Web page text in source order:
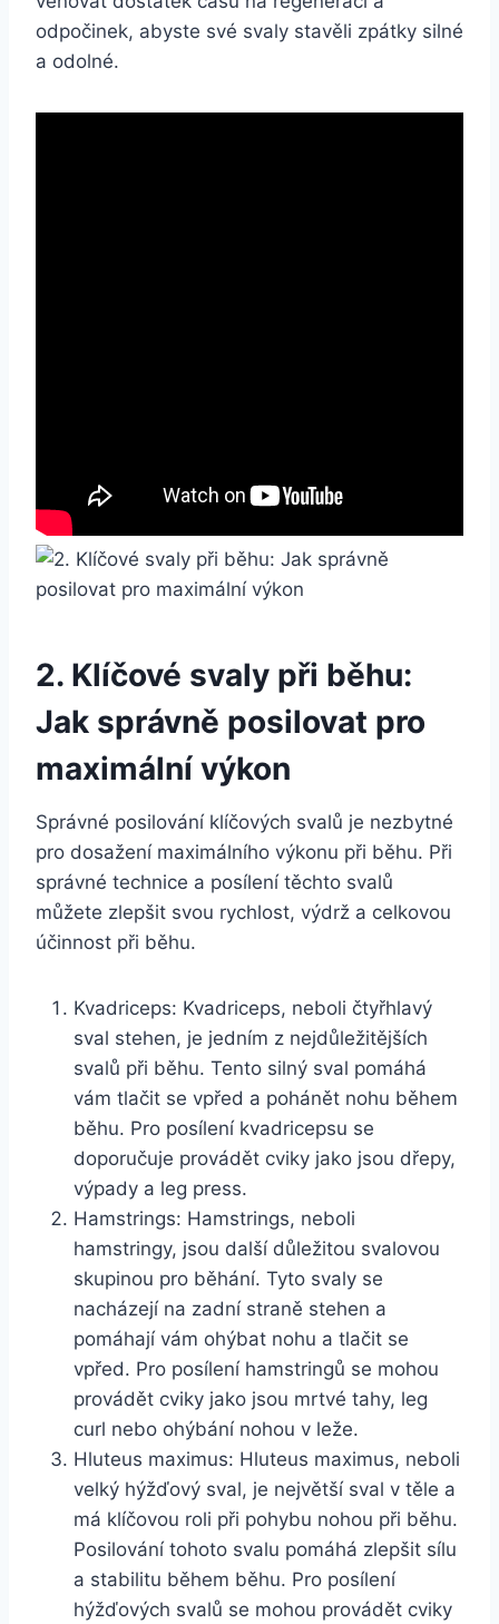
odpočinek, abyste své svaly stavěli zpátky silné
a odolné.
2. Klíčové svaly při běhu:
Jak správně posilovat pro
maximální výkon
Správné posilování klíčových svalů je nezbytné
pro dosažení maximálního výkonu při běhu. Při
správné technice a posílení těchto svalů
můžete zlepšit svou rychlost, výdrž a celkovou
účinnost při běhu.
Kvadriceps: Kvadriceps, neboli čtyřhlavý
sval stehen, je jedním z nejdůležitějších
svalů při běhu. Tento silný sval pomáhá
vám tlačit se vpřed a pohánět nohu během
běhu. Pro posílení kvadricepsu se
doporučuje provádět cviky jako jsou dřepy,
výpady a leg press.
Hamstrings: Hamstrings, neboli
hamstringy, jsou další důležitou svalovou
skupinou pro běhání. Tyto svaly se
nacházejí na zadní straně stehen a
pomáhají vám ohýbat nohu a tlačit se
vpřed. Pro posílení hamstringů se mohou
provádět cviky jako jsou mrtvé tahy, leg
curl nebo ohýbání nohou v leže.
Hluteus maximus: Hluteus maximus, neboli
velký hýžďový sval, je největší sval v těle a
má klíčovou roli při pohybu nohou při běhu.
Posilování tohoto svalu pomáhá zlepšit sílu
a stabilitu během běhu. Pro posílení
hýžďových svalů se mohou provádět cviky